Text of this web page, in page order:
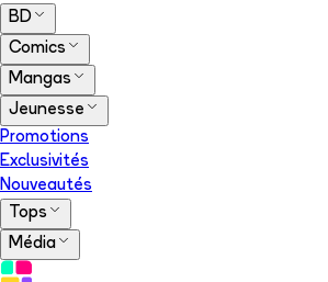
BD
Comics
Mangas
Jeunesse
Promotions
Exclusivités
Nouveautés
Tops
Média